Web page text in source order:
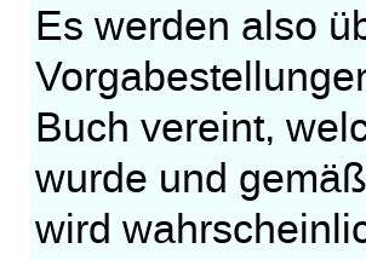
Es werden also
Buch vereint,
wurde und
wird